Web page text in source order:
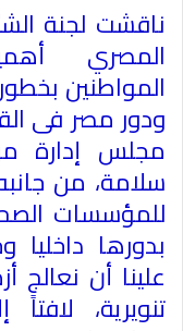
ناقشت لجنة
المصري
المواطنين
ودور مصر فى
مجلس إدارة
سلامة، من
للمؤسسات
بدورها داخليا
علينا أن
تنويرية،